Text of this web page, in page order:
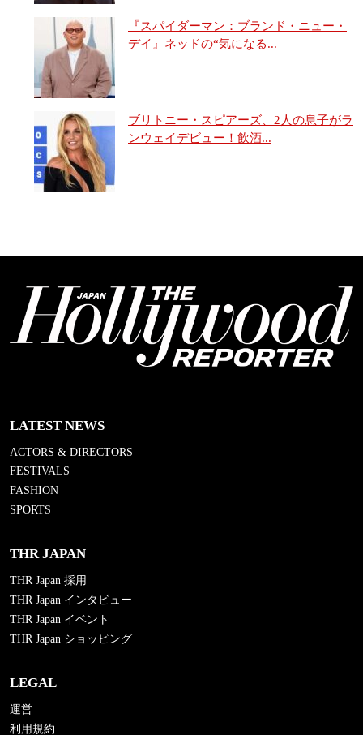
『スパイダーマン：ブランド・ニュー・
デイ』ネッドの“気になる...
ブリトニー・スピアーズ、2人の息子がラ
ンウェイデビュー！飲酒...
LATEST NEWS
ACTORS & DIRECTORS
FESTIVALS
FASHION
SPORTS
THR JAPAN
THR Japan 採用
THR Japan インタビュー
THR Japan イベント
THR Japan ショッピング
LEGAL
運営
利用規約